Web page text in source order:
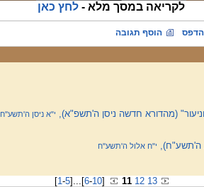
לקריאה במסך מלא - לחץ כאן
הדפס הוסף תגובה
(מהדורא חדשה ניסן ה'תשפ"א), י"א ניסן ה'תשע''ח
ה'תשע"ח), י"ח אלול ה'תשע''ח
[1-5] ... [6-10] 11 12 13